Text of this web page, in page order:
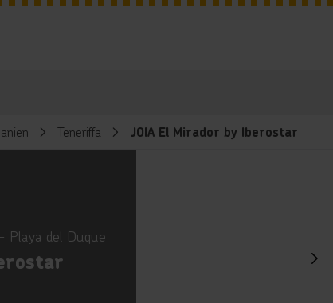
Teneriffa JOIA El Mirador by Iberostar
Playa del Duque